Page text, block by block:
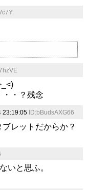
・？残念
23:19:05 ID:bBudsAXG66
レットだからか？
いと思ふ。